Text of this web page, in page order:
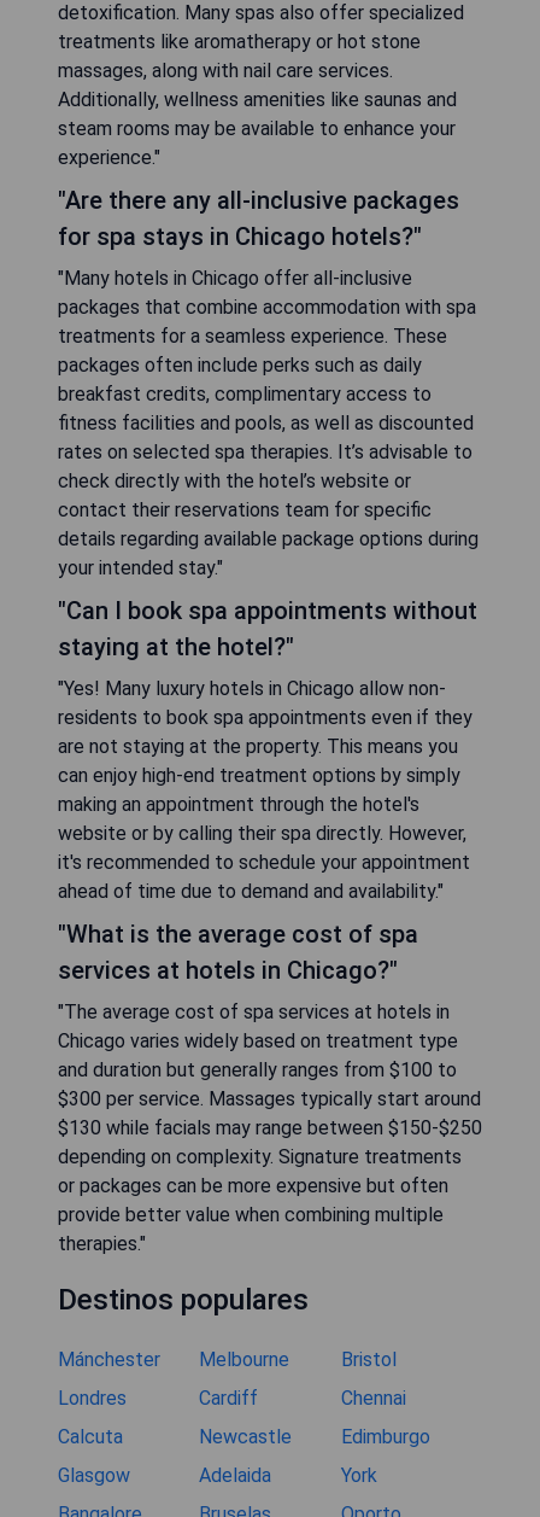
detoxification. Many spas also offer specialized
treatments like aromatherapy or hot stone
massages, along with nail care services.
Additionally, wellness amenities like saunas and
steam rooms may be available to enhance your
experience."
"Are there any all-inclusive packages
for spa stays in Chicago hotels?"
"Many hotels in Chicago offer all-inclusive
packages that combine accommodation with spa
treatments for a seamless experience. These
packages often include perks such as daily
breakfast credits, complimentary access to
fitness facilities and pools, as well as discounted
rates on selected spa therapies. It’s advisable to
check directly with the hotel’s website or
contact their reservations team for specific
details regarding available package options during
your intended stay."
"Can I book spa appointments without
staying at the hotel?"
"Yes! Many luxury hotels in Chicago allow non-
residents to book spa appointments even if they
are not staying at the property. This means you
can enjoy high-end treatment options by simply
making an appointment through the hotel's
website or by calling their spa directly. However,
it's recommended to schedule your appointment
ahead of time due to demand and availability."
"What is the average cost of spa
services at hotels in Chicago?"
"The average cost of spa services at hotels in
Chicago varies widely based on treatment type
and duration but generally ranges from $100 to
$300 per service. Massages typically start around
$130 while facials may range between $150-$250
depending on complexity. Signature treatments
or packages can be more expensive but often
provide better value when combining multiple
therapies."
Destinos populares
Mánchester Melbourne
Bristol
Londres
Cardiff
Chennai
Calcuta
Newcastle
Edimburgo
Glasgow
Adelaida
York